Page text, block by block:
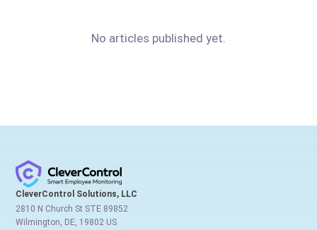
No articles published yet.
CleverControl Solutions, LLC
2810 N Church St STE 89852
Wilmington, DE, 19802 US